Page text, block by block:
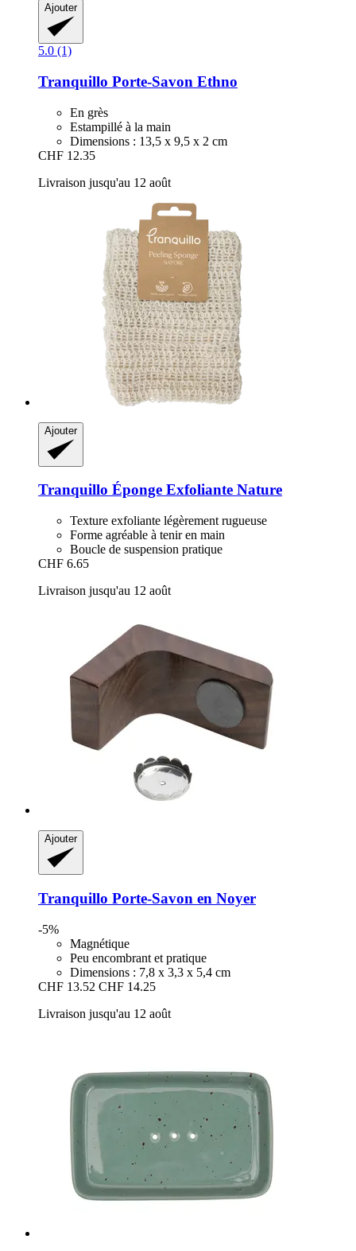
Ajouter
5.0 (1)
Tranquillo Porte-​Savon Ethno
En grès
Estampillé à la main
Dimensions : 13,5 x 9,5 x 2 cm
CHF 12.35
Livraison jusqu'au 12 août
Ajouter
Tranquillo Éponge Exfoliante Nature
Texture exfoliante légèrement rugueuse
Forme agréable à tenir en main
Boucle de suspension pratique
CHF 6.65
Livraison jusqu'au 12 août
Ajouter
Tranquillo Porte-​Savon en Noyer
-5%
Magnétique
Peu encombrant et pratique
Dimensions : 7,8 x 3,3 x 5,4 cm
CHF 13.52 CHF 14.25
Livraison jusqu'au 12 août